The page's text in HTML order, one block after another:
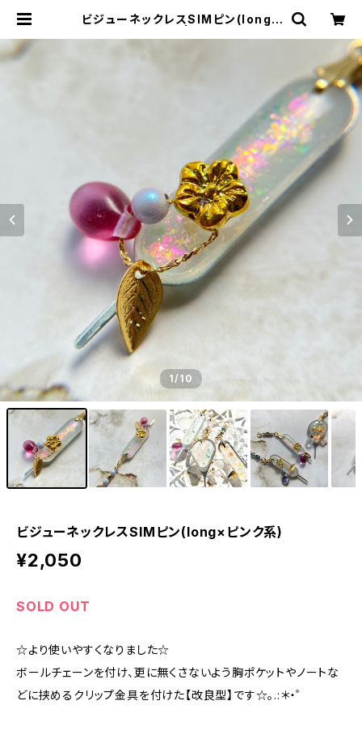
ビジューネックレスSIMピン(long×
1/10
ビジューネックレスSIMピン(long×ピンク系)
¥2,050
SOLD OUT
☆より使いやすくなりました☆
ボールチェーンを付け、更に無くさないよう胸ポケットやノートな
どに挟めるクリップ金具を付けた【改良型】です☆。.:＊・゜